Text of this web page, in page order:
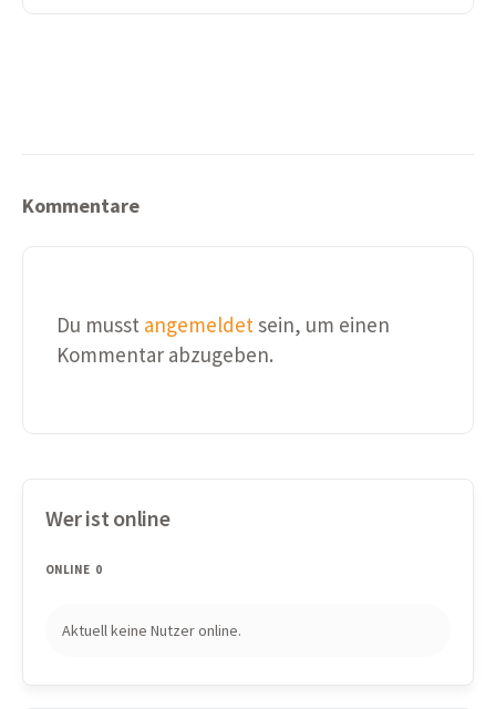
Kommentare
Du musst angemeldet sein, um einen
Kommentar abzugeben.
Wer ist online
ONLINE 0
Aktuell keine Nutzer online.